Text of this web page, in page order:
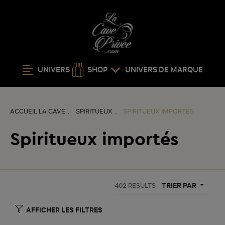
UNIVERS SHOP UNIVERS DE MARQUE
ACCUEIL LA CAVE SPIRITUEUX SPIRITUEUX IMPORTÉS
Spiritueux importés
402 RESULTS TRIER PAR